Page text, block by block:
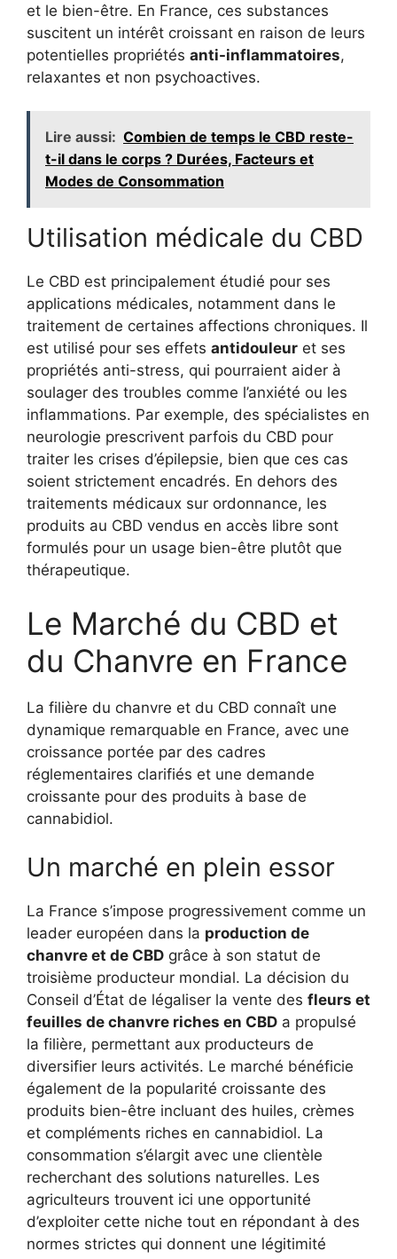
et le bien-être. En France, ces substances
suscitent un intérêt croissant en raison de leurs
potentielles propriétés anti-inflammatoires,
relaxantes et non psychoactives.
Lire aussi: Combien de temps le CBD reste-
t-il dans le corps ? Durées, Facteurs et
Modes de Consommation
Utilisation médicale du CBD
Le CBD est principalement étudié pour ses
applications médicales, notamment dans le
traitement de certaines affections chroniques. Il
est utilisé pour ses effets antidouleur et ses
propriétés anti-stress, qui pourraient aider à
soulager des troubles comme l’anxiété ou les
inflammations. Par exemple, des spécialistes en
neurologie prescrivent parfois du CBD pour
traiter les crises d’épilepsie, bien que ces cas
soient strictement encadrés. En dehors des
traitements médicaux sur ordonnance, les
produits au CBD vendus en accès libre sont
formulés pour un usage bien-être plutôt que
thérapeutique.
Le Marché du CBD et
du Chanvre en France
La filière du chanvre et du CBD connaît une
dynamique remarquable en France, avec une
croissance portée par des cadres
réglementaires clarifiés et une demande
croissante pour des produits à base de
cannabidiol.
Un marché en plein essor
La France s’impose progressivement comme un
leader européen dans la production de
chanvre et de CBD grâce à son statut de
troisième producteur mondial. La décision du
Conseil d’État de légaliser la vente des fleurs et
feuilles de chanvre riches en CBD a propulsé
la filière, permettant aux producteurs de
diversifier leurs activités. Le marché bénéficie
également de la popularité croissante des
produits bien-être incluant des huiles, crèmes
et compléments riches en cannabidiol. La
consommation s’élargit avec une clientèle
recherchant des solutions naturelles. Les
agriculteurs trouvent ici une opportunité
d’exploiter cette niche tout en répondant à des
normes strictes qui donnent une légitimité